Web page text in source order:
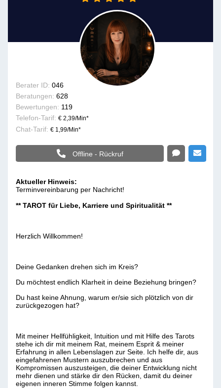
Berater ID: 046
Beratungen: 628
Bewertungen: 119
Telefon-Tarif: € 2,39/Min*
Chat-Tarif: € 1,99/Min*
Offline - Rückruf
Aktueller Hinweis:
Terminvereinbarung per Nachricht!
** TAROT für Liebe, Karriere und Spiritualität **
Herzlich Willkommen!
Deine Gedanken drehen sich im Kreis?
Du möchtest endlich Klarheit in deine Beziehung bringen?
Du hast keine Ahnung, warum er/sie sich plötzlich von dir
zurückgezogen hat?
Mit meiner Hellfühligkeit, Intuition und mit Hilfe des Tarots
stehe ich dir mit meinem Rat, meinem Esprit & meiner
Erfahrung in allen Lebenslagen zur Seite. Ich helfe dir, aus
eingefahrenen Mustern auszubrechen und aus
Kompromissen auszusteigen, die deiner Entwicklung nicht
mehr dienen und stärke dir den Rücken, damit du deiner
eigenen inneren Stimme folgen kannst.